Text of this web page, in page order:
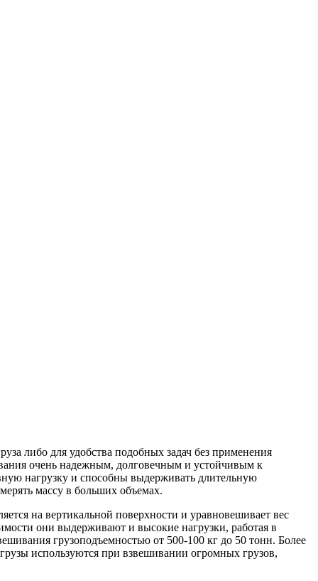
либо для удобства подобных задач без применения
очень надежным, долговечным и устойчивым к
нагрузку и способны выдерживать длительную
массу в больших объемах.
на вертикальной поверхности и уравновешивает вес
они выдерживают и высокие нагрузки, работая в
грузоподъемностью от 500-100 кг до 50 тонн. Более
используются при взвешивании огромных грузов,